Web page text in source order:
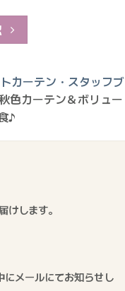
カーテン・スタッフブ
色カーテン＆ボリュー
♪
けします。
メールにてお知らせし